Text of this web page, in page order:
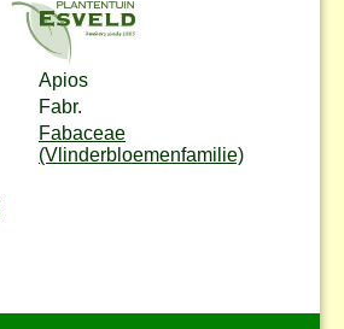
Apios
Fabr.
Fabaceae
(Vlinderbloemenfamilie)